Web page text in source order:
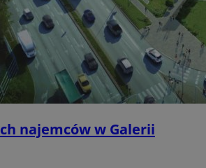
najemców w Galerii